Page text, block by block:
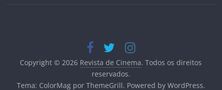
Copyright © 2026 Revista de Cinema. Todos os direitos
reservados.
Tema: ColorMagpor ThemeGrill. Powered by WordPress.